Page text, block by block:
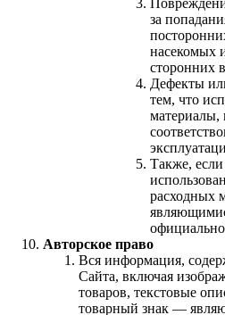
за
насекомых
сторонних
Дефекты
тем, что
материалы,
Также,
расходных
Авторское право
Вся информация,
Сайта, включая
товаров, текстовые
товарный знак —